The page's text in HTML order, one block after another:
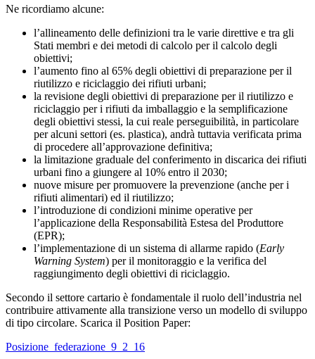
Ne ricordiamo alcune:
l’allineamento delle definizioni tra le varie direttive e tra gli
Stati membri e dei metodi di calcolo per il calcolo degli
obiettivi;
l’aumento fino al 65% degli obiettivi di preparazione per il
riutilizzo e riciclaggio dei rifiuti urbani;
la revisione degli obiettivi di preparazione per il riutilizzo e
riciclaggio per i rifiuti da imballaggio e la semplificazione
degli obiettivi stessi, la cui reale perseguibilità, in particolare
per alcuni settori (es. plastica), andrà tuttavia verificata prima
di procedere all’approvazione definitiva;
la limitazione graduale del conferimento in discarica dei rifiuti
urbani fino a giungere al 10% entro il 2030;
nuove misure per promuovere la prevenzione (anche per i
rifiuti alimentari) ed il riutilizzo;
l’introduzione di condizioni minime operative per
l’applicazione della Responsabilità Estesa del Produttore
(EPR);
l’implementazione di un sistema di allarme rapido (Early
Warning System) per il monitoraggio e la verifica del
raggiungimento degli obiettivi di riciclaggio.
Secondo il settore cartario è fondamentale il ruolo dell’industria nel
contribuire attivamente alla transizione verso un modello di sviluppo
di tipo circolare. Scarica il Position Paper:
Posizione_federazione_9_2_16